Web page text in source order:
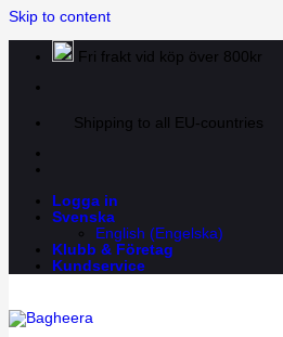
Skip to content
Fri frakt vid köp över 800kr
Shipping to all EU-countries
Logga in
Svenska
English (Engelska)
Klubb & Företag
Kundservice